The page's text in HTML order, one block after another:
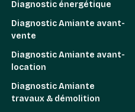
Diagnostic énergétique
Diagnostic Amiante avant-
vente
Diagnostic Amiante avant-
location
Diagnostic Amiante
travaux & démolition